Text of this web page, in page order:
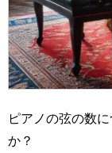
ピアノの弦の数
か？